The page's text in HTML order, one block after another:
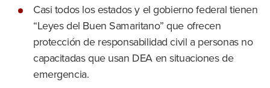
Casi todos los estados y el gobierno federal tienen
“Leyes del Buen Samaritano” que ofrecen
protección de responsabilidad civil a personas no
capacitadas que usan DEA en situaciones de
emergencia.